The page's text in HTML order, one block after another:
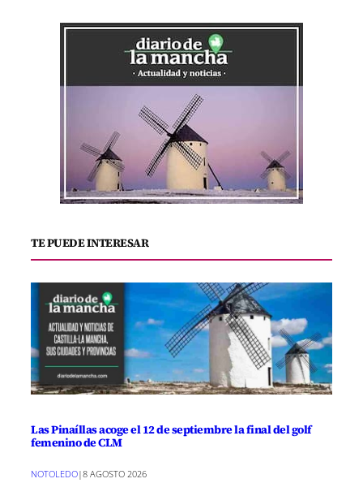
TE PUEDE INTERESAR
Las Pinaíllas acoge el 12 de septiembre la final del golf
femenino de CLM
NOTOLEDO|8 AGOSTO 2026